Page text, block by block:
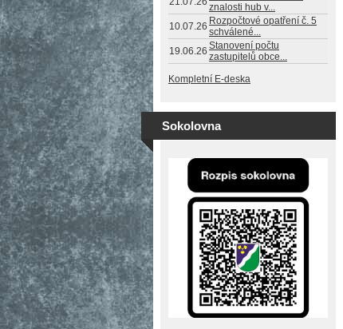
znalosti hub v...
10.07.26 Rozpočtové opatření č. 5
schválené...
19.06.26 Stanovení počtu
zastupitelů obce...
Kompletní E-deska
Sokolovna